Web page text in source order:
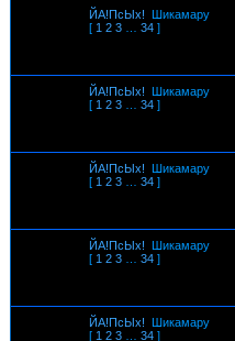
ЙА!ПсЫх!
Шикамару
[ 1 2 3 34 ]
ЙА!ПсЫх!
Шикамару
[ 1 2 3 34 ]
ЙА!ПсЫх!
Шикамару
[ 1 2 3 34 ]
ЙА!ПсЫх!
Шикамару
[ 1 2 3 34 ]
ЙА!ПсЫх!
Шикамару
[ 1 2 3 34 ]